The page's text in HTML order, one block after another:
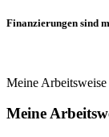
Finanzierungen sind
Meine Arbeitsweise
Meine